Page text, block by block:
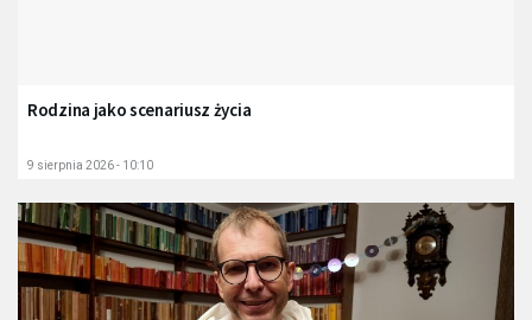
Rodzina jako scenariusz życia
9 sierpnia 2026 - 10:10